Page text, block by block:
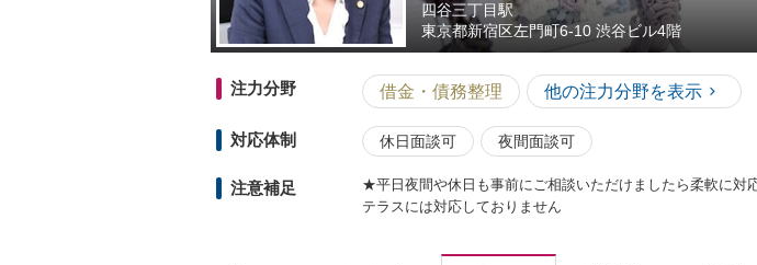
四谷三丁目駅
東京都新宿区左門町6-10 渋谷ビル4階
注力分野 借金・債務整理 他の注力分野を表示
対応体制 休日面談可 夜間面談可
注意補足
★平日夜間や休日も事前にご相談いただけましたら柔軟に
テラスには対応しておりません